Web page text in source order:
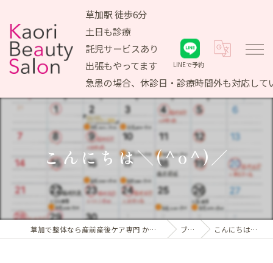
草加駅 徒歩6分
土日も診療
託児サービスあり
出張もやってます
急患の場合、休診日・診療時間外も対応して
LINEで予約
こんにちは＼(^o^)／
草加で整体なら産前産後ケア専門 かおりビューティサロン ブログ こんにちは＼(^o^)／